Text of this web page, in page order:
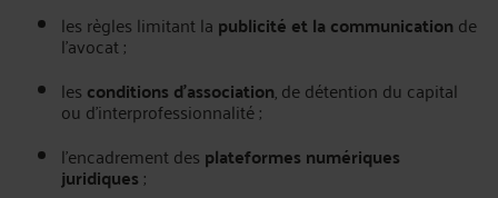
les règles limitant la publicité et la communication de
l’avocat ;
les conditions d’association, de détention du capital
ou d’interprofessionnalité ;
l’encadrement des plateformes numériques
juridiques;